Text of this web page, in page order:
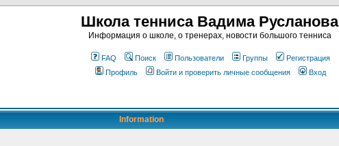
Школа тенниса Вадима Русланова
Информация о школе, о тренерах, новости большого тенниса
FAQ Поиск Пользователи Группы
Регистрация
Профиль
Войти и проверить личные сообщения Вход
Information